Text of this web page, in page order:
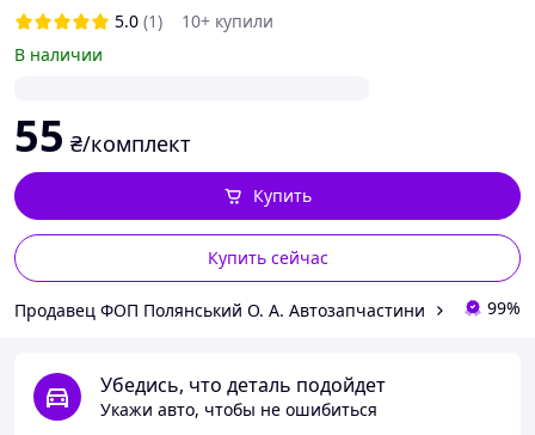
5.0 (1)
10+ купили
В наличии
55 ₴/комплект
Купить сейчас
Купить
Продавец ФОП Полянський О. А. Автозапчастини 99%
Убедись, что деталь подойдет
Укажи авто, чтобы не ошибиться